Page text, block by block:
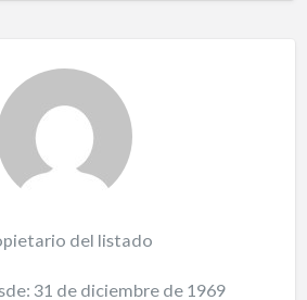
del listado
31 de diciembre de 1969